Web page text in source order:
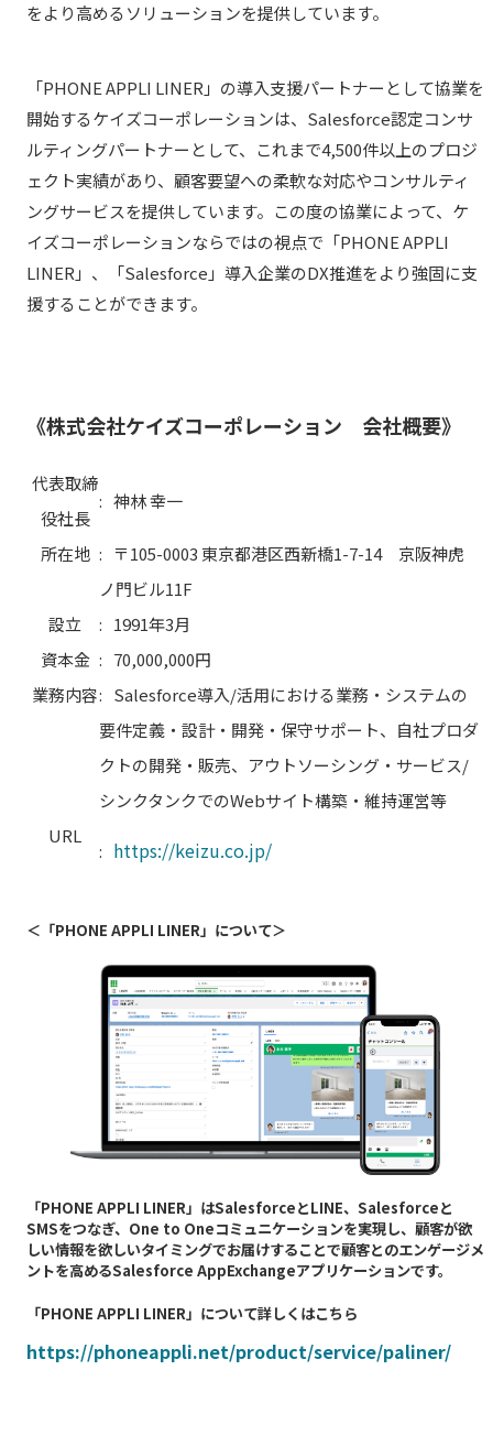
をより高めるソリューションを提供しています。
「PHONE APPLI LINER」の導入支援パートナーとして協業を
開始するケイズコーポレーションは、Salesforce認定コンサ
ルティングパートナーとして、これまで4,500件以上のプロジ
ェクト実績があり、顧客要望への柔軟な対応やコンサルティ
ングサービスを提供しています。この度の協業によって、ケ
イズコーポレーションならではの視点で「PHONE APPLI
LINER」、「Salesforce」導入企業のDX推進をより強固に支
援することができます。
《株式会社ケイズコーポレーション 会社概要》
代表取締
役社長
: 神林 幸一
所在地 :
〒105-0003 東京都港区西新橋1-7-14 京阪神虎
ノ門ビル11F
設立
: 1991年3月
資本金 : 70,000,000円
業務内容: Salesforce導入/活用における業務・システムの
要件定義・設計・開発・保守サポート、自社プロダ
クトの開発・販売、アウトソーシング・サービス/
シンクタンクでのWebサイト構築・維持運営等
URL
: https://keizu.co.jp/
＜「PHONE APPLI LINER」について＞
「PHONE APPLI LINER」はSalesforceとLINE、Salesforceと
SMSをつなぎ、One to Oneコミュニケーションを実現し、顧客が欲
しい情報を欲しいタイミングでお届けすることで顧客とのエンゲージメ
ントを高めるSalesforce AppExchangeアプリケーションです。
「PHONE APPLI LINER」について詳しくはこちら
https://phoneappli.net/product/service/paliner/